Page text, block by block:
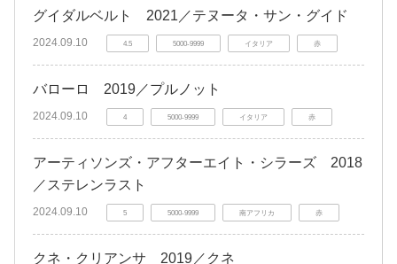
グイダルベルト 2021／テヌータ・サン・グイド
2024.09.10 4.5 5000-9999 イタリア 赤
バローロ 2019／プルノット
2024.09.10 4 5000-9999 イタリア 赤
アーティソンズ・アフターエイト・シラーズ 2018
／ステレンラスト
2024.09.10 5 5000-9999 南アフリカ 赤
クネ・クリアンサ 2019／クネ